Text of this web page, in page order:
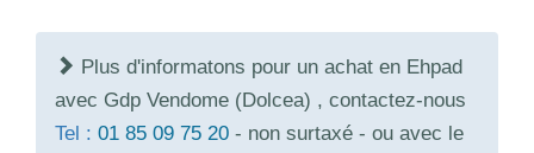
Plus d'informatons pour un achat en Ehpad
avec Gdp Vendome (Dolcea) , contactez-nous
Tel : 01 85 09 75 20 - non surtaxé - ou avec le